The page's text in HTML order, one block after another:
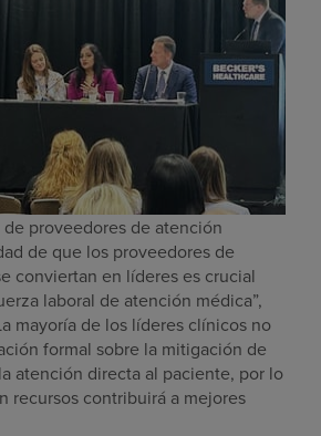
proveedores de atención
de que los proveedores de
conviertan en líderes es crucial
laboral de atención médica”,
mayoría de los líderes clínicos no
formal sobre la mitigación de
atención directa al paciente, por lo
recursos contribuirá a mejores